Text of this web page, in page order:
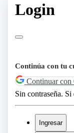
Login
Continúa con tu
Continuar con
Sin contraseña.
Ingresar